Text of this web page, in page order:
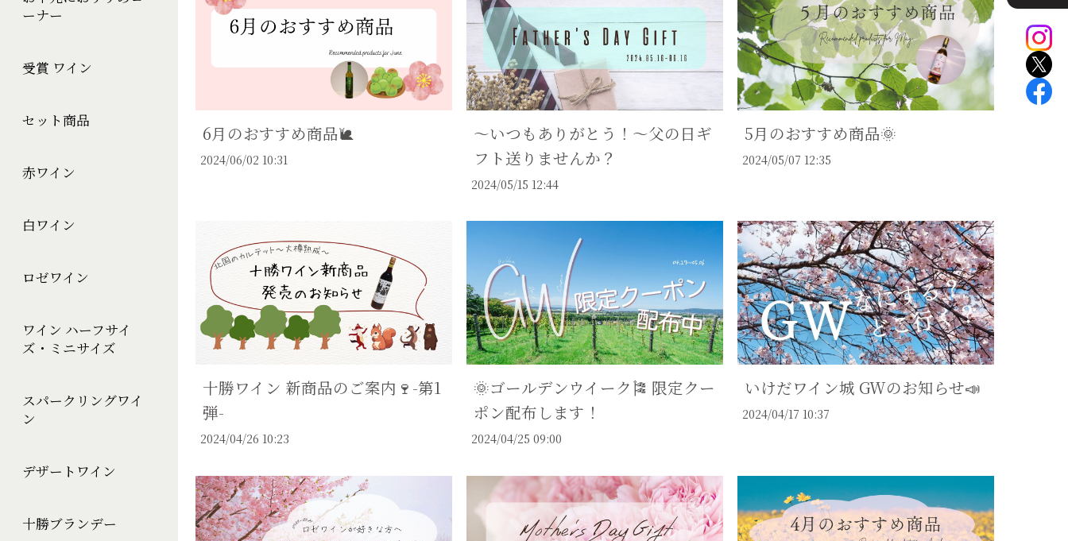
ーナー
受賞 ワイン
セット商品
赤ワイン
白ワイン
ロゼワイン
ワイン ハーフサイ
ズ・ミニサイズ
スパークリングワイ
ン
デザートワイン
十勝ブランデー
6月のおすすめ商品🐌
2024/06/02 10:31
～いつもありがとう！～父の日ギ
フト送りませんか？
2024/05/15 12:44
5月のおすすめ商品🌞
2024/05/07 12:35
十勝ワイン 新商品のご案内🍷-第1
弾-
2024/04/26 10:23
🌞ゴールデンウイーク🎏 限定クー
ポン配布します！
2024/04/25 09:00
いけだワイン城 GWのお知らせ📣
2024/04/17 10:37